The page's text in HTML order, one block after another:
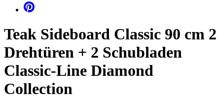
Teak Sideboard Classic 90 cm 2
Drehtüren + 2 Schubladen
Classic-Line Diamond
Collection